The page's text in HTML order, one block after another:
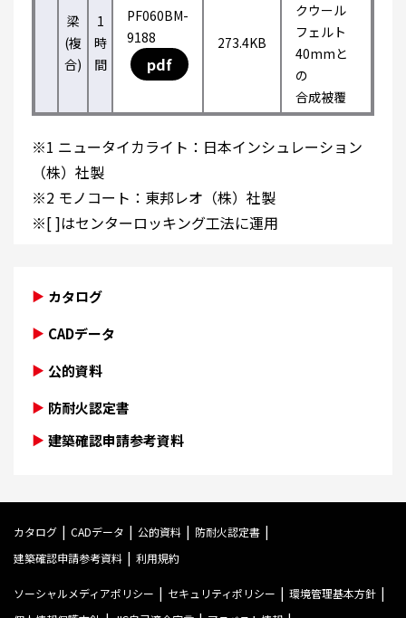
梁
(複
合)
1
時
間
PF060BM-
9188
pdf
273.4KB
クウール
フェルト
40mmと
の
合成被覆
※1 ニュータイカライト：日本インシュレーション
（株）社製
※2 モノコート：東邦レオ（株）社製
※[ ]はセンターロッキング工法に運用
カタログ
CADデータ
公的資料
防耐火認定書
建築確認申請参考資料
カタログ CADデータ 公的資料
防耐火認定書
建築確認申請参考資料
利用規約
ソーシャルメディアポリシー セキュリティポリシー
環境管理基本方針